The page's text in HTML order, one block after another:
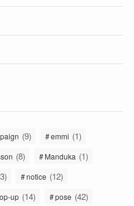
(9) emmi (1)
(8) Manduka (1)
notice (12)
up (14) pose (42)